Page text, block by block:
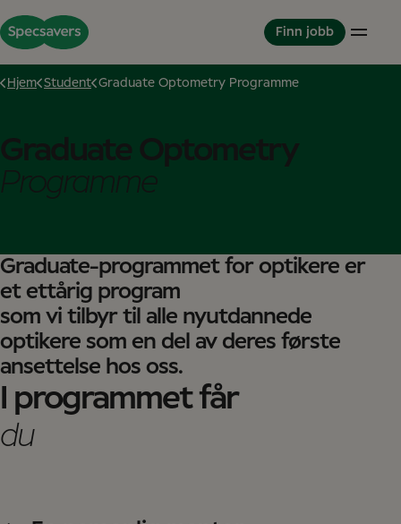
Finn jobb
Optikere
Butikkteamet
Partnerskap
Studenter og praksis
Studentkurs
Graduate Program for Optikere
Servicekontor
Servicekontor
NESO
Verdier
Kollegaer
Utviklingsmuligheter
Partner in Development
Om oss
Hjem Student Graduate Optometry Programme
Graduate Optometry
Programme
Graduate-programmet for optikere er
et ettårig program
som vi tilbyr til alle nyutdannede
optikere som en del av deres første
ansettelse hos oss.
I programmet får
du